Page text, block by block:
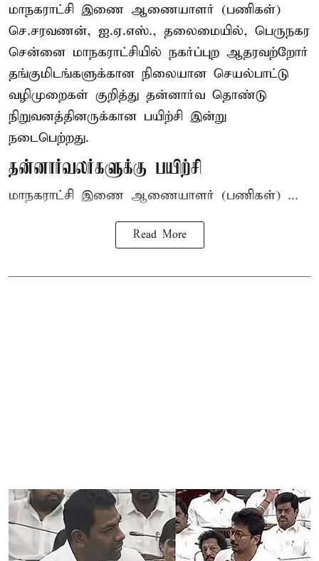
மாநகராட்சி இணை ஆணையாளர் (பணிகள்)
செ.சரவணன், ஐ.ஏ.எஸ்., தலைமையில், பெருநகர
சென்னை மாநகராட்சியில் நகர்ப்புற ஆதரவற்றோர்
தங்குமிடங்களுக்கான நிலையான செயல்பாட்டு
வழிமுறைகள் குறித்து தன்னார்வ தொண்டு
நிறுவனத்தினருக்கான பயிற்சி இன்று
நடைபெற்றது.
தன்னார்வலர்களுக்கு பயிற்சி
மாநகராட்சி இணை ஆணையாளர் (பணிகள்) ...
Read More